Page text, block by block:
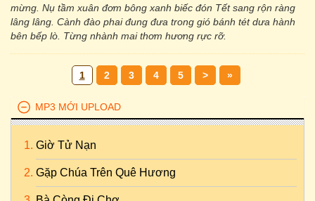
mừng. Nụ tầm xuân đơm bông xanh biếc đón Tết sang rộn ràng
lâng lâng. Cành đào phai đung đưa trong gió bánh tét dưa hành
bên bếp lò. Từng nhành mai thơm hương rực rỡ.
1 2 3 4 5 > »
MP3 MỚI UPLOAD
Giờ Tử Nạn
Gặp Chúa Trên Quê Hương